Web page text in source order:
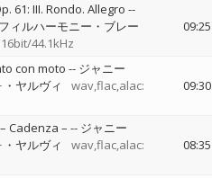
61: III. Rondo. Allegro --
ィルハーモニー・ブレー
44.1kHz
09:25
con moto -- ジャニー
ヤルヴィ
wav,flac,alac:
09:30
Cadenza – -- ジャニー
ヤルヴィ
wav,flac,alac:
08:35